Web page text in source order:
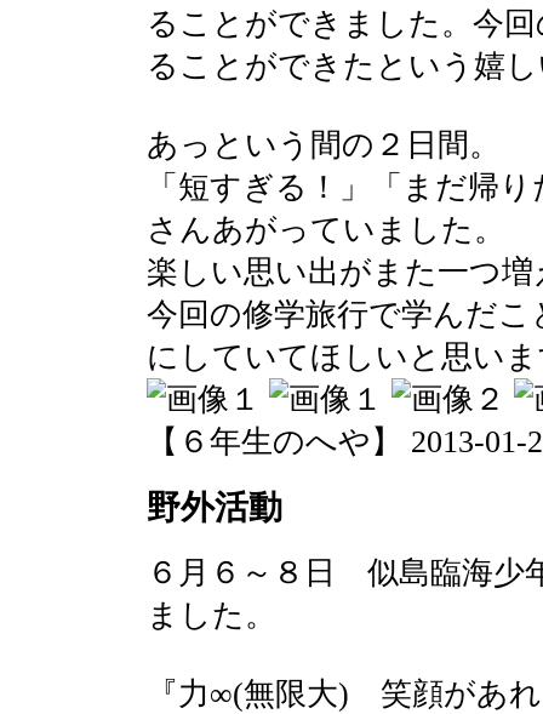
ることができました。今
ることができたという嬉
あっという間の２日間。
「短すぎる！」「まだ帰
さんあがっていました。
楽しい思い出がまた一つ
今回の修学旅行で学んだ
にしていてほしいと思い
【６年生のへや】 2013-01-
野外活動
６月６～８日 似島臨海少
ました。
『力∞(無限大) 笑顔があ